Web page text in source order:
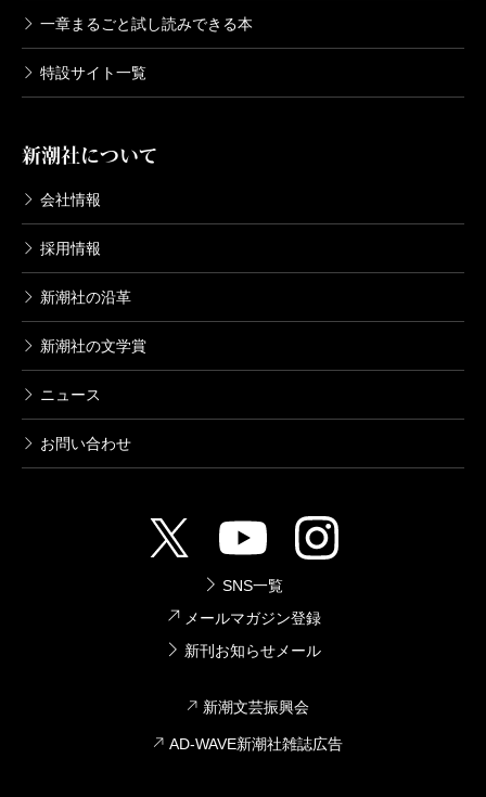
ここが二人の性愛小説を書くことの一番の核だと思っ
たわけです。いかに細かく順序立てて、いわゆる前戯
りの描写を入念に行うことこそが、痛みについてのテ
えていくことになるはずだ。絶対に外せないと。それ
こそ「こんなの天童じゃない」と言われようが何しよ
うが、ここを書くことが、言ってみれば、オンリーワ
ンであるための作家としての表現だったわけなので。
●一方、森悟はどういう経緯でペインレスになったかと
いう件りも注目されますね。痛みと強い相関関係にあ
る欲望の拡大を体現しているのが現代のグローバル企
な紛争地帯に行ってテロに遭う……。
森悟のバックグラウンドを欠いては、この時代
にこの小説を表現することの意味も出てこない。誰も
関心そのもの。これらの根底にある痛みを捉えていく
一章まるごと試し読みできる本
特設サイト一覧
新潮社について
会社情報
採用情報
新潮社の沿革
新潮社の文学賞
ニュース
お問い合わせ
SNS一覧
メールマガジン登録
新刊お知らせメール
新潮文芸振興会
AD-WAVE新潮社雑誌広告